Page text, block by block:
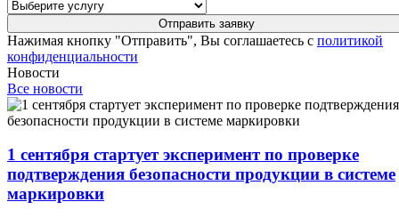
Нажимая кнопку "Отправить", Вы соглашаетесь с политикой
конфиденциальности
Новости
Все новости
1 сентября стартует эксперимент по проверке
подтверждения безопасности продукции в системе
маркировки